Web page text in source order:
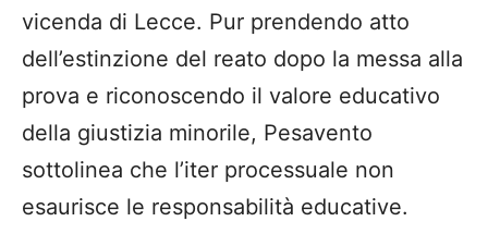
vicenda di Lecce. Pur prendendo atto
dell’estinzione del reato dopo la messa alla
prova e riconoscendo il valore educativo
della giustizia minorile, Pesavento
sottolinea che l’iter processuale non
esaurisce le responsabilità educative.